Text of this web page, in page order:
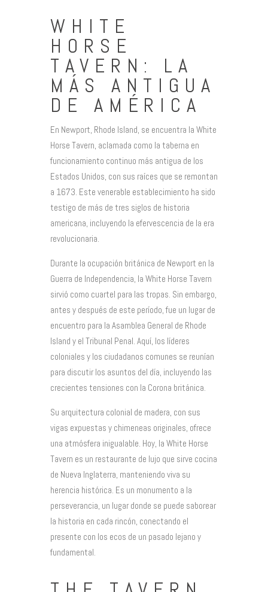
WHITE
HORSE
TAVERN: LA
MÁS ANTIGUA
DE AMÉRICA
En Newport, Rhode Island, se encuentra la White
Horse Tavern, aclamada como la taberna en
funcionamiento continuo más antigua de los
Estados Unidos, con sus raíces que se remontan
a 1673. Este venerable establecimiento ha sido
testigo de más de tres siglos de historia
americana, incluyendo la efervescencia de la era
revolucionaria.
Durante la ocupación británica de Newport en la
Guerra de Independencia, la White Horse Tavern
sirvió como cuartel para las tropas. Sin embargo,
antes y después de este período, fue un lugar de
encuentro para la Asamblea General de Rhode
Island y el Tribunal Penal. Aquí, los líderes
coloniales y los ciudadanos comunes se reunían
para discutir los asuntos del día, incluyendo las
crecientes tensiones con la Corona británica.
Su arquitectura colonial de madera, con sus
vigas expuestas y chimeneas originales, ofrece
una atmósfera inigualable. Hoy, la White Horse
Tavern es un restaurante de lujo que sirve cocina
de Nueva Inglaterra, manteniendo viva su
herencia histórica. Es un monumento a la
perseverancia, un lugar donde se puede saborear
la historia en cada rincón, conectando el
presente con los ecos de un pasado lejano y
fundamental.